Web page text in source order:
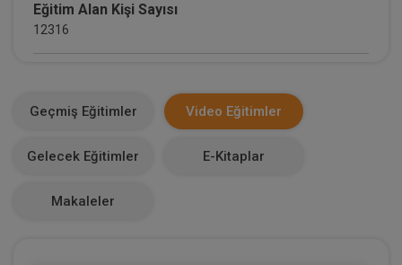
Eğitim Alan Kişi Sayısı
12316
0
Geçmiş Eğitimler Video Eğitimler
Gelecek Eğitimler E-Kitaplar
Makaleler